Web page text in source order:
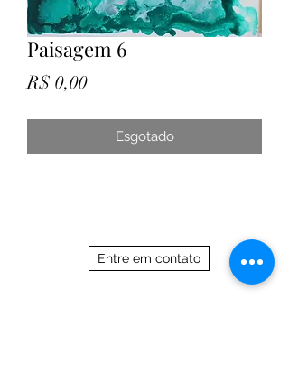
Paisagem 6
R$ 0,00Preço
Esgotado
Entre em contato